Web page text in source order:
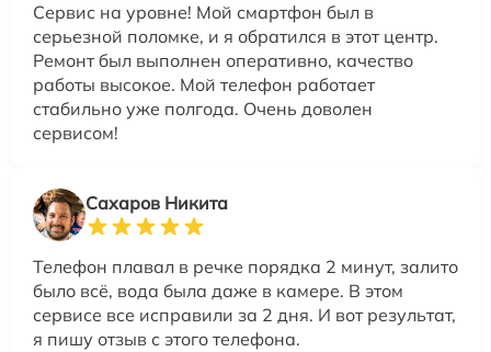
Сервис на уровне! Мой смартфон был в
серьезной поломке, и я обратился в этот центр.
Ремонт был выполнен оперативно, качество
работы высокое. Мой телефон работает
стабильно уже полгода. Очень доволен
сервисом!
Сахаров Никита
Телефон плавал в речке порядка 2 минут, залито
было всё, вода была даже в камере. В этом
сервисе все исправили за 2 дня. И вот результат,
я пишу отзыв с этого телефона.